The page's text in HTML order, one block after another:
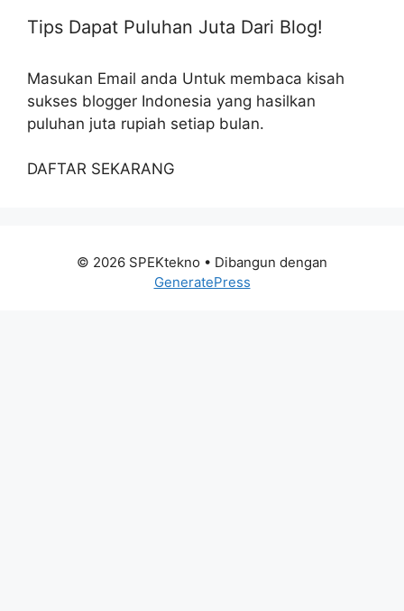
Tips Dapat Puluhan Juta Dari Blog!
Masukan Email anda Untuk membaca kisah
sukses blogger Indonesia yang hasilkan
puluhan juta rupiah setiap bulan.
DAFTAR SEKARANG
© 2026 SPEKtekno • Dibangun dengan
GeneratePress